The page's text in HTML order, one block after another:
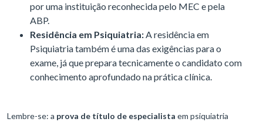
por uma instituição reconhecida pelo MEC e pela
ABP.
Residência em Psiquiatria:A residência em
Psiquiatria também é uma das exigências para o
exame, já que prepara tecnicamente o candidato com
conhecimento aprofundado na prática clínica.
Lembre-se: a prova de título de especialista em psiquiatria